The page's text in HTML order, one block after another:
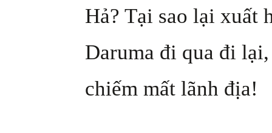
Hả? Tại sao lại xuất
Daruma đi qua đi
chiếm mất lãnh địa!